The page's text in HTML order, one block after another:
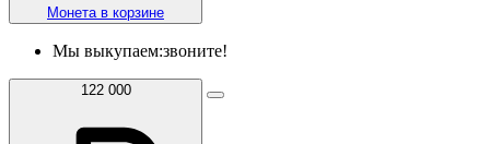
Монета в корзине
Мы выкупаем:звоните!
122 000